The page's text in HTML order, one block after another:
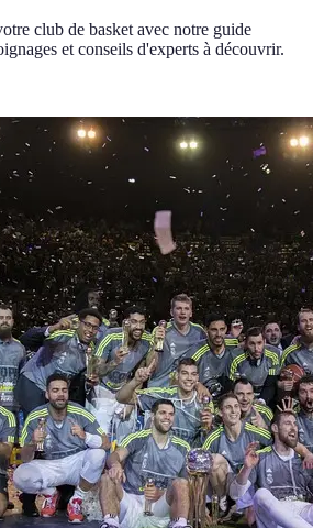
club de basket avec notre guide
et conseils d'experts à découvrir.